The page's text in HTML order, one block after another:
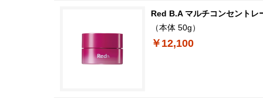
Red B.A マルチコンセントレ
（本体 50g）
￥12,100